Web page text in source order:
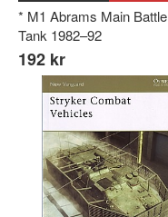
* M1 Abrams Main Battle
Tank 1982–92
192 kr